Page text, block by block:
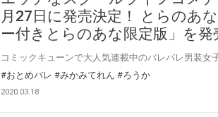
月27日に発売決定！ とらのあ
ー付きとらのあな限定版」を発
#おとめバレ #みかみてれん #ろうか
2020.03.18